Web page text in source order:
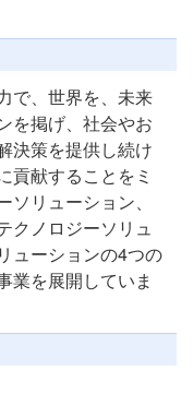
で、世界を、未来
を掲げ、社会やお
決策を提供し続け
貢献することをミ
リューション、
クノロジーソリュ
ューションの4つの
業を展開していま